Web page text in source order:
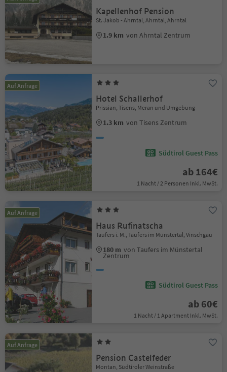
Kapellenhof Pension
St. Jakob - Ahrntal, Ahrntal, Ahrntal
1.9 km von Ahrntal Zentrum
Auf Anfrage
Hotel Schallerhof
Prissian, Tisens, Meran und Umgebung
1.3 km von Tisens Zentrum
Südtirol Guest Pass
ab 164€
1 Nacht / 2 Personen Inkl. MwSt.
Auf Anfrage
Haus Rufinatscha
Taufers i. M., Taufers im Münstertal, Vinschgau
180 m von Taufers im Münstertal
Zentrum
Südtirol Guest Pass
ab 60€
1 Nacht / 1 Apartment Inkl. MwSt.
Auf Anfrage
Pension Castelfeder
Montan, Südtiroler Weinstraße